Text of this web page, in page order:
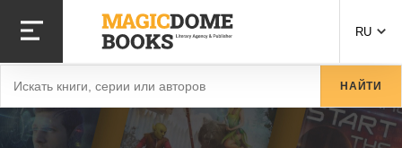
основному
содержанию
RU
НАЙТИ